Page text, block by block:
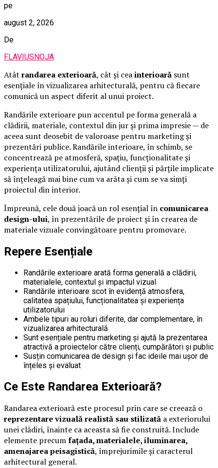
pe
august 2, 2026
De
FLAVIUSNOJA
Atât randarea exterioară, cât și ceainterioară sunt
esențiale în vizualizarea arhitecturală, pentru că fiecare
comunică un aspect diferit al unui proiect.
Randările exterioare pun accentul pe forma generală a
clădirii, materiale, contextul din jur și prima impresie — de
aceea sunt deosebit de valoroase pentru marketing și
prezentări publice. Randările interioare, în schimb, se
concentrează pe atmosferă, spațiu, funcționalitate și
experiența utilizatorului, ajutând clienții și părțile implicate
să înțeleagă mai bine cum va arăta și cum se va simți
proiectul din interior.
Împreună, cele două joacă un rol esențial în comunicarea
design-ului, în prezentările de proiect și în crearea de
materiale vizuale convingătoare pentru promovare.
Repere Esențiale
Randările exterioare arată forma generală a clădirii,
materialele, contextul și impactul vizual
Randările interioare scot în evidență atmosfera,
calitatea spațiului, funcționalitatea și experiența
utilizatorului
Ambele tipuri au roluri diferite, dar complementare, în
vizualizarea arhitecturală
Sunt esențiale pentru marketing și ajută la prezentarea
atractivă a proiectelor către clienți, cumpărători și public
Susțin comunicarea de design și fac ideile mai ușor de
înțeles și evaluat
Ce Este Randarea Exterioară?
Randarea exterioară este procesul prin care se creează o
reprezentare vizuală realistă sau stilizată a exteriorului
unei clădiri, înainte ca aceasta să fie construită. Include
elemente precumfațada, materialele, iluminarea,
amenajarea peisagistică, împrejurimile și caracterul
arhitectural general.